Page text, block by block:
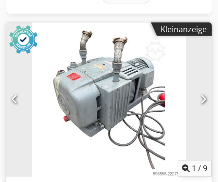
Kleinanzeige
1 /9